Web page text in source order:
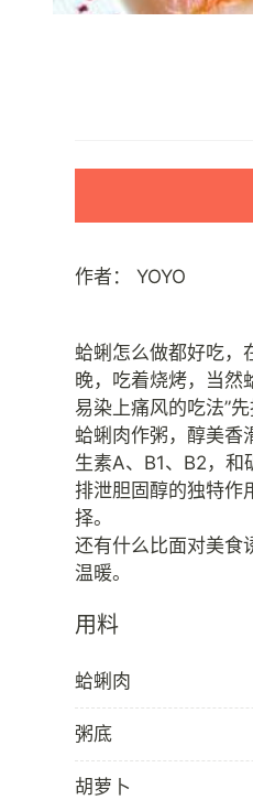
作者： YOYO
蛤蜊怎么做都好吃，
晚，吃着烧烤，当然
易染上痛风的吃法”
蛤蜊肉作粥，醇美香
生素A、B1、B2，
排泄胆固醇的独特作
择。
还有什么比面对美食
用料
蛤蜊肉
粥底
胡萝卜